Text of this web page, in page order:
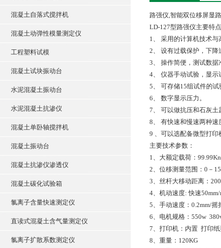
混凝土自落式搅拌机
混凝土动弹性模量测定仪
工程塑料试模
混凝土试块振动台
水泥混凝土振动台
水泥混凝土抗渗仪
混凝土单卧轴搅拌机
混凝土振动台
混凝土抗渗仪渗透仪
混凝土碳化试验箱
氯离子含量快速测定仪
直读式混凝土含气量测定仪
氯离子扩散系数测定仪
路强仪,智能双位移屏显
LD-127型路强仪主要特
1、 采用的计算机技术
2、 设有过载保护，下降
3、 操作简便，测试数
4、 仪器手动试验，显
5、 可存储15组试件的试
6、 数字显示压力。
7、 可以做抗压和石灰土
8、 有快速和慢速两种速
9 、可以选配备微型打印
主要技术参数：
1、大额定载荷：99.99Kn
2、位移测量范围：0－
3、丝杆大移动距离：
4、机动速度: 快速
5、手动速度：0.2mm/摇
6、电机规格：550w
7、打印机：内置 打印
8、重量：120KG